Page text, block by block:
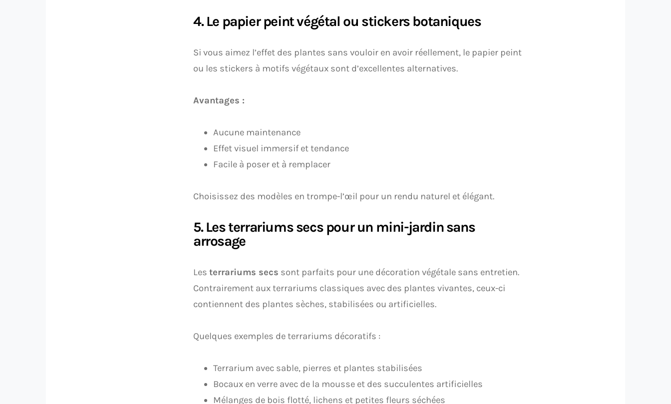
4. Le papier peint végétal ou stickers botaniques
Si vous aimez l’effet des plantes sans vouloir en avoir réellement, le papier peint
ou les stickers à motifs végétaux sont d’excellentes alternatives.
Avantages :
Aucune maintenance
Effet visuel immersif et tendance
Facile à poser et à remplacer
Choisissez des modèles en trompe-l’œil pour un rendu naturel et élégant.
5. Les terrariums secs pour un mini-jardin sans
arrosage
Les terrariums secs sont parfaits pour une décoration végétale sans entretien.
Contrairement aux terrariums classiques avec des plantes vivantes, ceux-ci
contiennent des plantes sèches, stabilisées ou artificielles.
Quelques exemples de terrariums décoratifs :
Terrarium avec sable, pierres et plantes stabilisées
Bocaux en verre avec de la mousse et des succulentes artificielles
Mélanges de bois flotté, lichens et petites fleurs séchées